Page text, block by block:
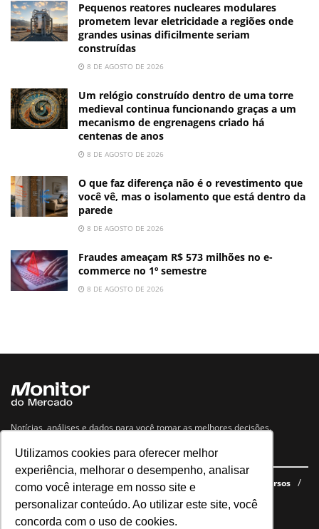
Utilizamos cookies para oferecer melhor
experiência, melhorar o desempenho, analisar
como você interage em nosso site e
personalizar conteúdo. Ao utilizar este site, você
concorda com o uso de cookies.
Pequenos reatores nucleares modulares
prometem levar eletricidade a regiões onde
grandes usinas dificilmente seriam
construídas
8 DE AGOSTO DE 2026
Um relógio construído dentro de uma torre
medieval continua funcionando graças a um
mecanismo de engrenagens criado há
centenas de anos
8 DE AGOSTO DE 2026
O que faz diferença não é o revestimento que
você vê, mas o isolamento que está dentro da
parede
8 DE AGOSTO DE 2026
Fraudes ameaçam R$ 573 milhões no e-
commerce no 1º semestre
8 DE AGOSTO DE 2026
Notícias, análises e dados para você tomar as melhores decisões.
Navegue no site
Últimas notícias Quem somos E-books gratuitos
Cursos
Política de privacidade